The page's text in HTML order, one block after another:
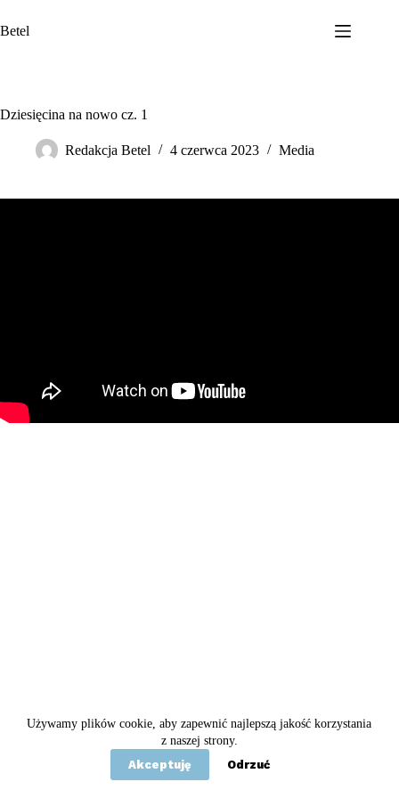
do
treści
Używamy plików cookie, aby zapewnić najlepszą jakość korzystania
z naszej strony.
Akceptuję
Odrzuć
Betel
Dziesięcina na nowo cz. 1
Redakcja Betel 4 czerwca 2023 Media
Copyright © 2020 - 2026 Betel